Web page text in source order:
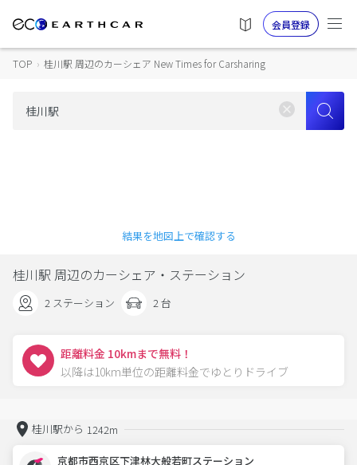
会員登録
TOP › 桂川駅 周辺のカーシェア New Times for Carsharing
結果を地図上で確認する
桂川駅 周辺のカーシェア・ステーション
2 ステーション 2 台
距離料金 10kmまで無料！
以降は10km単位の距離料金でゆとりドライブ
桂川駅から 1242m
京都市西京区下津林大般若町ステーション